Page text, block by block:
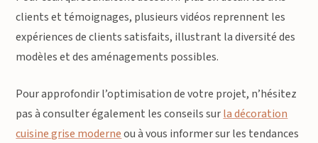
clients et témoignages, plusieurs vidéos reprennent les
expériences de clients satisfaits, illustrant la diversité des
modèles et des aménagements possibles.
Pour approfondir l’optimisation de votre projet, n’hésitez
pas à consulter également les conseils surla décoration
cuisine grise moderneou à vous informer sur les tendances